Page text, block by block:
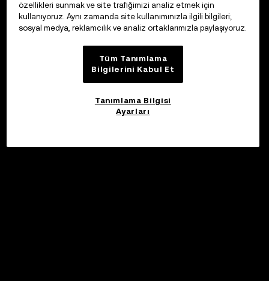
özellikleri sunmak ve site trafiğimizi analiz etmek için
kullanıyoruz. Aynı zamanda site kullanımınızla ilgili bilgileri;
sosyal medya, reklamcılık ve analiz ortaklarımızla paylaşıyoruz.
Tüm Tanımlama
Bilgilerini Kabul Et
Tanımlama Bilgisi
Ayarları